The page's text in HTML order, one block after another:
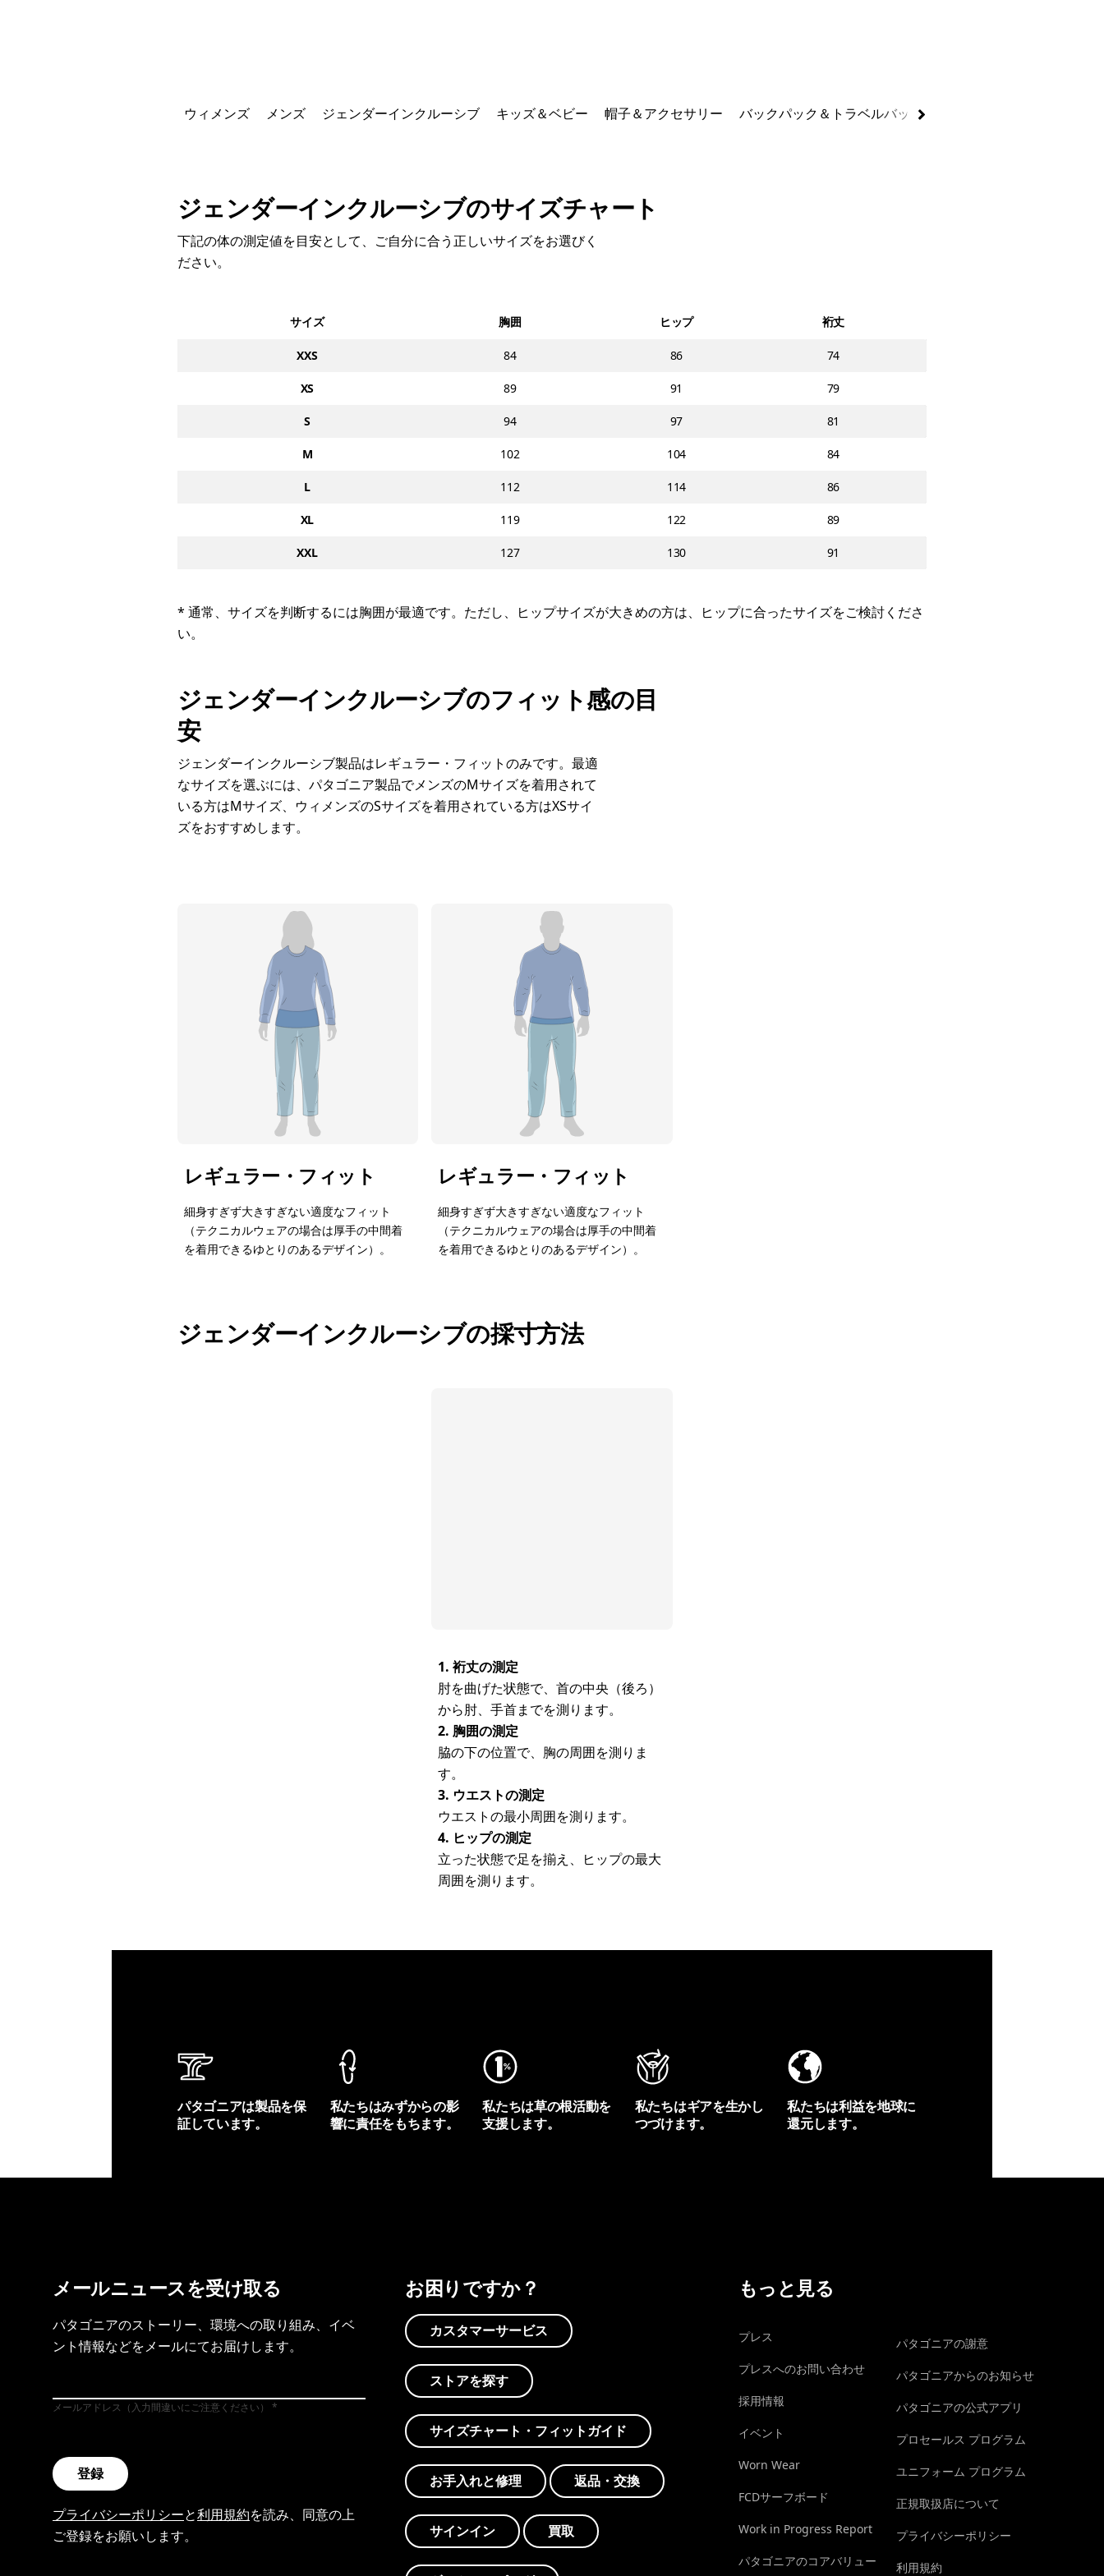
ウィメンズ メンズ ジェンダーインクルーシブ キッズ＆ベビー 帽子＆アクセサリー バックパック＆トラベルバッグ
ジェンダーインクルーシブのサイズチャート
下記の体の測定値を目安として、ご自分に合う正しいサイズをお選びく
ださい。
サイズ 胸囲 ヒップ 裄丈
XXS 84 86 74
XS 89 91 79
S 94 97 81
M 102 104 84
L 112 114 86
XL 119 122 89
XXL 127 130 91
* 通常、サイズを判断するには胸囲が最適です。ただし、ヒップサイズが大きめの方は、ヒップに合ったサイズをご検討くださ
い。
ジェンダーインクルーシブのフィット感の目
安
ジェンダーインクルーシブ製品はレギュラー・フィットのみです。最適
なサイズを選ぶには、パタゴニア製品でメンズのMサイズを着用されて
いる方はMサイズ、ウィメンズのSサイズを着用されている方はXSサイ
ズをおすすめします。
レギュラー・フィット
細身すぎず大きすぎない適度なフィット
（テクニカルウェアの場合は厚手の中間着
を着用できるゆとりのあるデザイン）。
レギュラー・フィット
細身すぎず大きすぎない適度なフィット
（テクニカルウェアの場合は厚手の中間着
を着用できるゆとりのあるデザイン）。
ジェンダーインクルーシブの採寸方法
1. 裄丈の測定
肘を曲げた状態で、首の中央（後ろ）
から肘、手首までを測ります。
2. 胸囲の測定
脇の下の位置で、胸の周囲を測りま
す。
3. ウエストの測定
ウエストの最小周囲を測ります。
4. ヒップの測定
立った状態で足を揃え、ヒップの最大
周囲を測ります。
パタゴニアは製品を保
証しています。
私たちはみずからの影
響に責任をもちます。
私たちは草の根活動を
支援します。
私たちはギアを生かし
つづけます。
私たちは利益を地球に
還元します。
メールニュースを受け取る
パタゴニアのストーリー、環境への取り組み、イベ
ント情報などをメールにてお届けします。
メールアドレス（入力間違いにご注意ください）
登録
プライバシーポリシーと利用規約を読み、同意の上
ご登録をお願いします。
お困りですか？
カスタマーサービス
ストアを探す
サイズチャート・フィットガイド
お手入れと修理 返品・交換
サインイン 買取
もっと見る
プレス
プレスへのお問い合わせ
採用情報
イベント
Worn Wear
FCDサーフボード
Work in Progress Report
パタゴニアのコアバリュー
パタゴニアの謝意
パタゴニアからのお知らせ
パタゴニアの公式アプリ
プロセールス プログラム
ユニフォーム プログラム
正規取扱店について
プライバシーポリシー
利用規約